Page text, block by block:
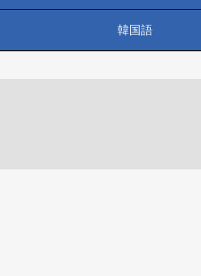
韓国語